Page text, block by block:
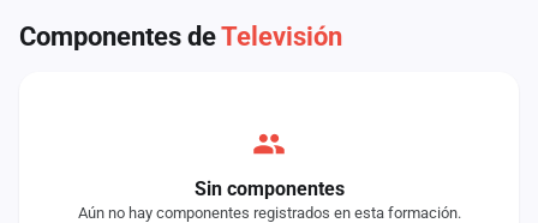
Componentes deTelevisión
Sin componentes
Aún no hay componentes registrados en esta formación.
Rankings